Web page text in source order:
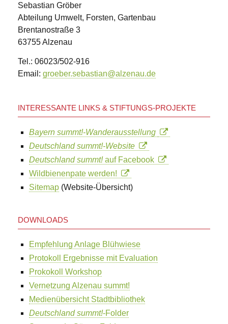
Sebastian Gröber
Abteilung Umwelt, Forsten, Gartenbau
Brentanostraße 3
63755 Alzenau
Tel.: 06023/502-916
Email: groeber.sebastian@alzenau.de
INTERESSANTE LINKS & STIFTUNGS-PROJEKTE
Bayern summt!-Wanderausstellung
Deutschland summt!-Website
Deutschland summt!auf Facebook
Wildbienenpate werden!
Sitemap (Website-Übersicht)
DOWNLOADS
Empfehlung Anlage Blühwiese
Protokoll Ergebnisse mit Evaluation
Prokokoll Workshop
Vernetzung Alzenau summt!
Medienübersicht Stadtbibliothek
Deutschland summt!-Folder